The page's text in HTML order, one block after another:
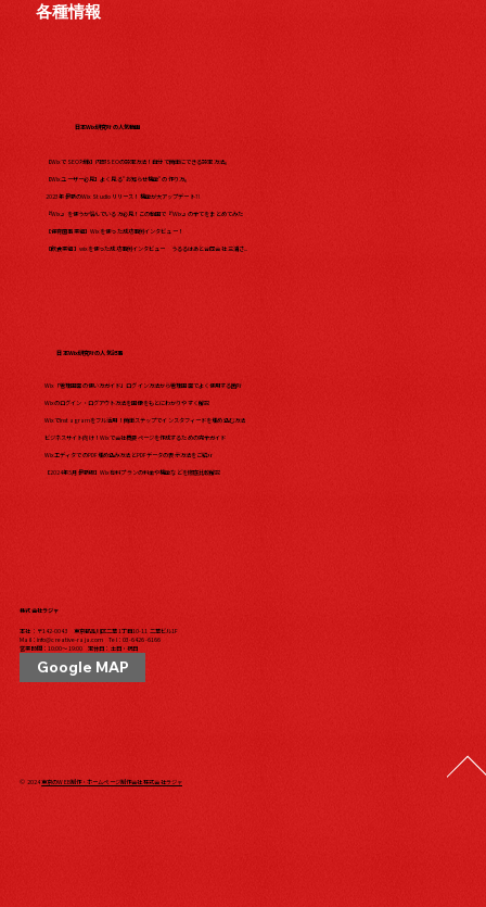
日本Wix研究所の人気動画
【WixでSEO対策】内部SEOの設定方法！自分で簡単にできる設定方法。
【Wixユーザー必見】よく見る"お知らせ機能"の作り方。
2023年最新のWix Studio リリース！機能が大アップデート?!
『Wix』を使うか悩んでいる方必見！この動画で『Wix』の全てをまとめてみた​
【保育園事業編】Wixを使った成功事例インタビュー！
【飲食業編】wixを使った成功事例インタビュー うるるはあと合同会社 三浦さ...
日本Wix研究所の人気記事
Wix「管理画面の使い方ガイド」ログイン方法から管理画面でよく使用する箇所
Wixのログイン・ログアウト方法を画像をもとにわかりやすく解説
WixでInstagramをフル活用！簡単ステップでインスタフィードを埋め込む方法
ビジネスサイト向け！Wixで会社概要ページを作成するための完全ガイド
WixエディタでのPDF埋め込み方法とPDFデータの表示方法をご紹介
【2024年5月最新版】Wix有料プランの料金や機能などを徹底比較解説
株式会社ラジャ
本社：〒142-0043 東京都品川区二葉1丁目10-11 二葉ビル1F
Mail： info@creative-raja.com Tel： 03-6426-6166
営業時間：10:00〜19:00 定休日：土日・祝日
Google MAP
© 2024東京のWEB制作・ホームページ制作会社 株式会社ラジャ
各種情報